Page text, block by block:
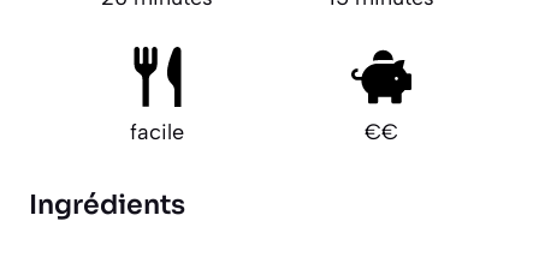
facile €€
Ingrédients